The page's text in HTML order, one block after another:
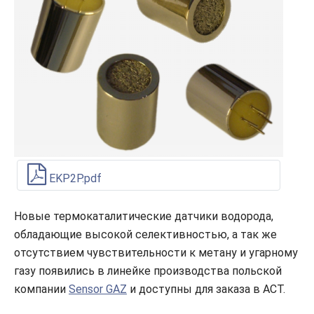
EKP2P.pdf
Новые термокаталитические датчики водорода,
обладающие высокой селективностью, а так же
отсутствием чувствительности к метану и угарному
газу появились в линейке производства польской
компании Sensor GAZ и доступны для заказа в АСТ.